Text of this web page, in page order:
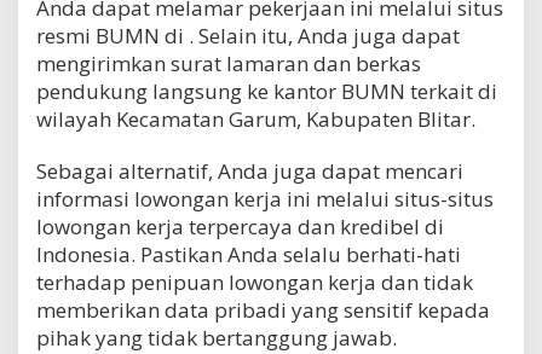
Anda dapat melamar pekerjaan ini melalui situs
resmi BUMN di . Selain itu, Anda juga dapat
mengirimkan surat lamaran dan berkas
pendukung langsung ke kantor BUMN terkait di
wilayah Kecamatan Garum, Kabupaten Blitar.
Sebagai alternatif, Anda juga dapat mencari
informasi lowongan kerja ini melalui situs-situs
lowongan kerja terpercaya dan kredibel di
Indonesia. Pastikan Anda selalu berhati-hati
terhadap penipuan lowongan kerja dan tidak
memberikan data pribadi yang sensitif kepada
pihak yang tidak bertanggung jawab.